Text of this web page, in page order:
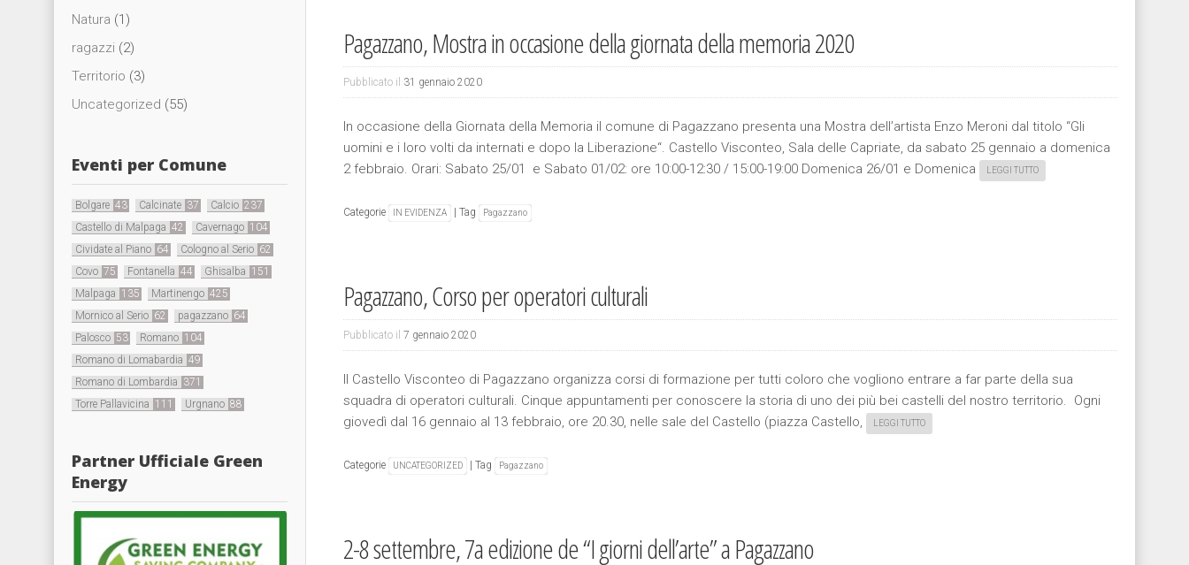
Pagazzano, Mostra in occasione della giornata della memoria 2020
Pubblicato il 31 gennaio 2020
In occasione della Giornata della Memoria il comune di Pagazzano presenta una Mostra dell’artista Enzo Meroni dal titolo “Gli
uomini e i loro volti da internati e dopo la Liberazione“. Castello Visconteo, Sala delle Capriate, da sabato 25 gennaio a domenica
2 febbraio. Orari: Sabato 25/01 e Sabato 01/02: ore 10:00-12:30 / 15:00-19:00 Domenica 26/01 e Domenica
LEGGI TUTTO
Categorie IN EVIDENZA | Tag Pagazzano
Pagazzano, Corso per operatori culturali
Pubblicato il 7 gennaio 2020
Il Castello Visconteo di Pagazzano organizza corsi di formazione per tutti coloro che vogliono entrare a far parte della sua
squadra di operatori culturali. Cinque appuntamenti per conoscere la storia di uno dei più bei castelli del nostro territorio. Ogni
giovedì dal 16 gennaio al 13 febbraio, ore 20.30, nelle sale del Castello (piazza Castello,
LEGGI TUTTO
Categorie UNCATEGORIZED | Tag Pagazzano
2-8 settembre, 7a edizione de “I giorni dell’arte” a Pagazzano
Natura (1)
ragazzi (2)
Territorio (3)
Uncategorized (55)
Eventi per Comune
Bolgare 43 Calcinate 37 Calcio 237
Castello di Malpaga 42 Cavernago 104
Cividate al Piano 64 Cologno al Serio 62
Covo 75 Fontanella 44 Ghisalba 151
Malpaga 135 Martinengo 425
Mornico al Serio 62 pagazzano 64
Palosco 53 Romano 104
Romano di Lomabardia 49
Romano di Lombardia 371
Torre Pallavicina 111 Urgnano 88
Partner Ufficiale Green
Energy